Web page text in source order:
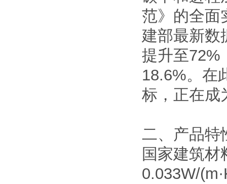
范》的全面
建部最新数
提升至72%
18.6%。在
标，正在成
二、产品特
国家建筑
0.033W/